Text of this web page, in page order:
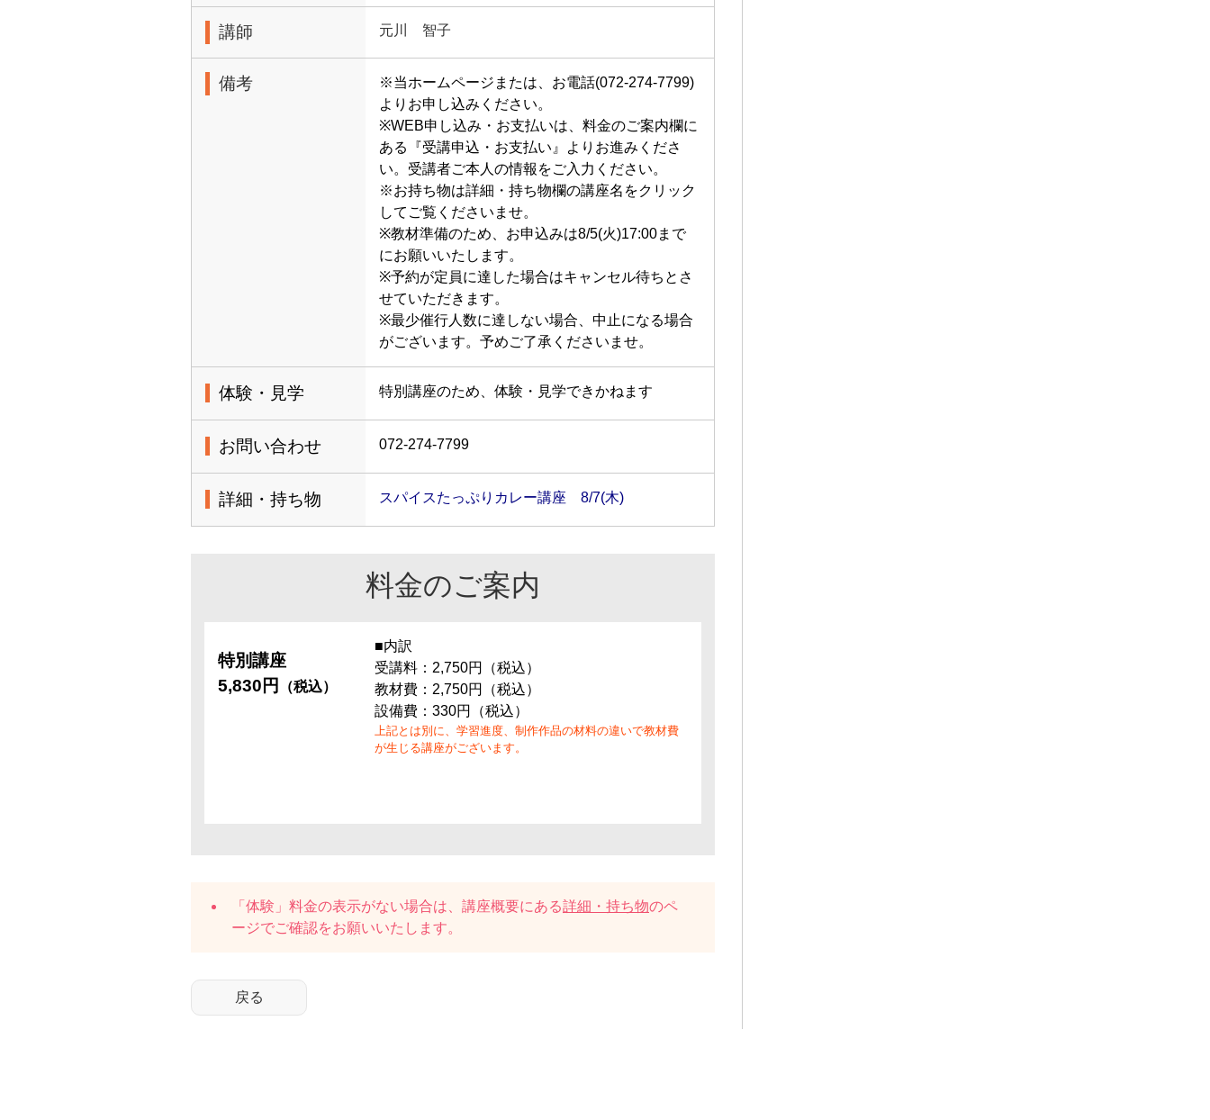
講師 元川 智子
備考
※当ホームページまたは、お電話(072-274-7799)
よりお申し込みください。
※WEB申し込み・お支払いは、料金のご案内欄に
ある『受講申込・お支払い』よりお進みくださ
い。受講者ご本人の情報をご入力ください。
※お持ち物は詳細・持ち物欄の講座名をクリック
してご覧くださいませ。
※教材準備のため、お申込みは8/5(火)17:00まで
にお願いいたします。
※予約が定員に達した場合はキャンセル待ちとさ
せていただきます。
※最少催行人数に達しない場合、中止になる場合
がございます。予めご了承くださいませ。
体験・見学 特別講座のため、体験・見学できかねます
お問い合わせ 072-274-7799
詳細・持ち物 スパイスたっぷりカレー講座 8/7(木)
料金のご案内
特別講座
5,830円
（税込）
■内訳
受講料：2,750円（税込）
教材費：2,750円（税込）
設備費：330円（税込）
上記とは別に、学習進度、制作作品の材料の違いで教材費
が生じる講座がございます。
「体験」料金の表示がない場合は、講座概要にある詳細・持ち物のペ
ージでご確認をお願いいたします。